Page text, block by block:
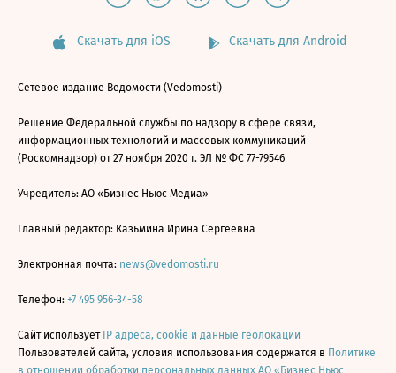
Скачать для iOS Скачать для Android
Сетевое издание Ведомости (Vedomosti)
Решение Федеральной службы по надзору в сфере связи,
информационных технологий и массовых коммуникаций
(Роскомнадзор) от 27 ноября 2020 г. ЭЛ № ФС 77-79546
Учредитель: АО «Бизнес Ньюс Медиа»
Главный редактор: Казьмина Ирина Сергеевна
Электронная почта: news@vedomosti.ru
Телефон: +7 495 956-34-58
Сайт использует IP адреса, cookie и данные геолокации
Пользователей сайта, условия использования содержатся в Политике
в отношении обработки персональных данных АО «Бизнес Ньюс